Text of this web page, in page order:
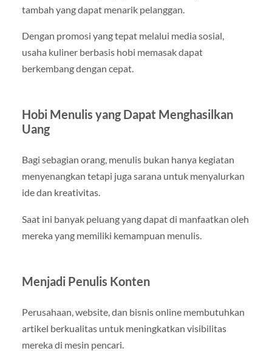
tambah yang dapat menarik pelanggan.
Dengan promosi yang tepat melalui media sosial,
usaha kuliner berbasis hobi memasak dapat
berkembang dengan cepat.
Hobi Menulis yang Dapat Menghasilkan
Uang
Bagi sebagian orang, menulis bukan hanya kegiatan
menyenangkan tetapi juga sarana untuk menyalurkan
ide dan kreativitas.
Saat ini banyak peluang yang dapat di manfaatkan oleh
mereka yang memiliki kemampuan menulis.
Menjadi Penulis Konten
Perusahaan, website, dan bisnis online membutuhkan
artikel berkualitas untuk meningkatkan visibilitas
mereka di mesin pencari.